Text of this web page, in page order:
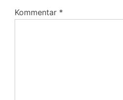
Kommentar *